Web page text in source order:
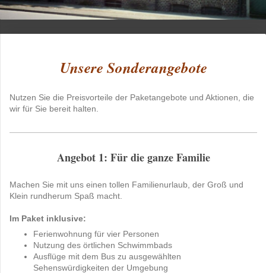
Unsere Sonderangebote
Nutzen Sie die Preisvorteile der Paketangebote und Aktionen, die
wir für Sie bereit halten.
Angebot 1: Für die ganze Familie
Machen Sie mit uns einen tollen Familienurlaub, der Groß und
Klein rundherum Spaß macht.
Im Paket inklusive:
Ferienwohnung für vier Personen
Nutzung des örtlichen Schwimmbads
Ausflüge mit dem Bus zu ausgewählten
Sehenswürdigkeiten der Umgebung